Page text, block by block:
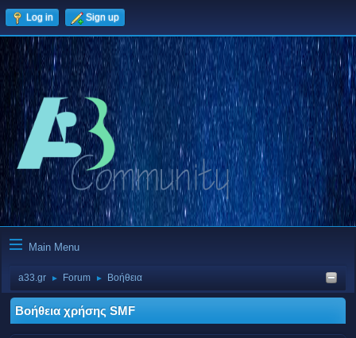
Log in Sign up
Main Menu
a33.gr ► Forum ► Βοήθεια
Βοήθεια χρήσης SMF